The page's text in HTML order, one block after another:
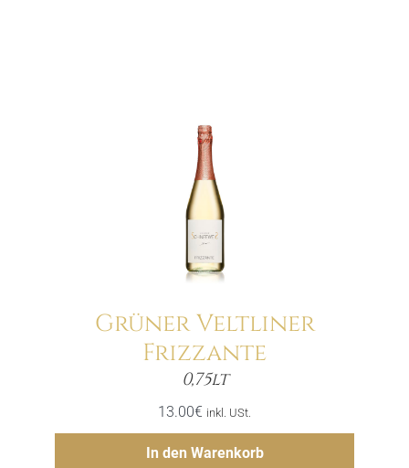
Grüner Veltliner
Frizzante
0,75lt
13.00€ inkl. USt.
In den Warenkorb
Menge
Hinzufügen